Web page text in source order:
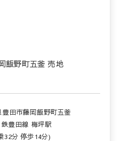
飯野町五釜 売地
田市藤岡飯野町五釜
豊田線 梅坪駅
32分 停歩14分)